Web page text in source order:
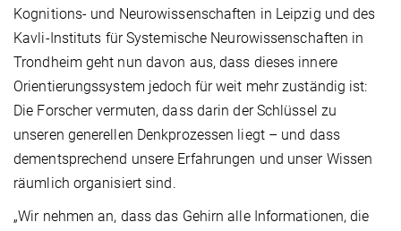
Kognitions- und Neurowissenschaften in Leipzig und des
Kavli-Instituts für Systemische Neurowissenschaften in
Trondheim geht nun davon aus, dass dieses innere
Orientierungssystem jedoch für weit mehr zuständig ist:
Die Forscher vermuten, dass darin der Schlüssel zu
unseren generellen Denkprozessen liegt – und dass
dementsprechend unsere Erfahrungen und unser Wissen
räumlich organisiert sind.
„Wir nehmen an, dass das Gehirn alle Informationen, die